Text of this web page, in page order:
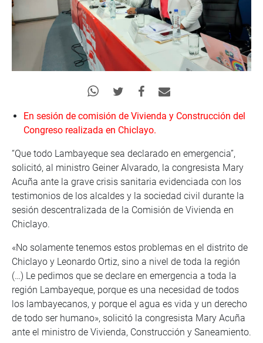
En sesión de comisión de Vivienda y Construcción del
Congreso realizada en Chiclayo.
“Que todo Lambayeque sea declarado en emergencia”,
solicitó, al ministro Geiner Alvarado, la congresista Mary
Acuña ante la grave crisis sanitaria evidenciada con los
testimonios de los alcaldes y la sociedad civil durante la
sesión descentralizada de la Comisión de Vivienda en
Chiclayo.
«No solamente tenemos estos problemas en el distrito de
Chiclayo y Leonardo Ortiz, sino a nivel de toda la región
(…) Le pedimos que se declare en emergencia a toda la
región Lambayeque, porque es una necesidad de todos
los lambayecanos, y porque el agua es vida y un derecho
de todo ser humano», solicitó la congresista Mary Acuña
ante el ministro de Vivienda, Construcción y Saneamiento.